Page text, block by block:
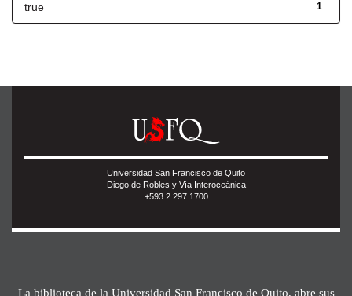
1
true
Universidad San Francisco de Quito
Diego de Robles y Vía Interoceánica
+593 2 297 1700
La biblioteca de la Universidad San Francisco de Quito, abre sus